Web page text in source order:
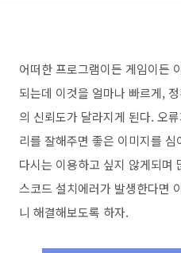
어떠한 프로그램이든 게임이든
되는데 이것을 얼마나 빠르게,
의 신뢰도가 달라지게 된다. 오
리를 잘해주면 좋은 이미지를
다시는 이용하고 싶지 않게되며
스코드 설치에러가 발생한다면
니 해결해보도록 하자.